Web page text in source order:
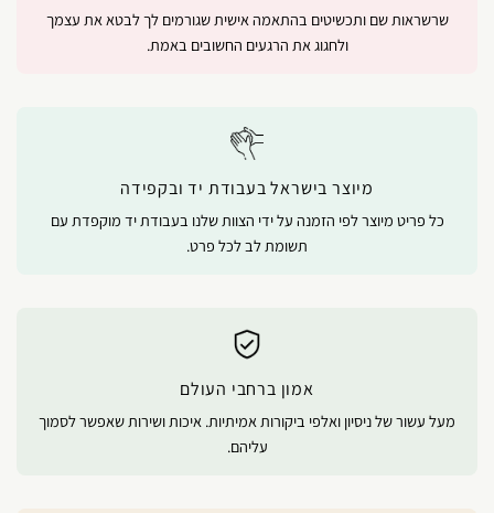
שרשראות שם ותכשיטים בהתאמה אישית שגורמים לך לבטא את עצמך
ולחגוג את הרגעים החשובים באמת.
מיוצר בישראל בעבודת יד ובקפידה
כל פריט מיוצר לפי הזמנה על ידי הצוות שלנו בעבודת יד מוקפדת עם
תשומת לב לכל פרט.
אמון ברחבי העולם
מעל עשור של ניסיון ואלפי ביקורות אמיתיות. איכות ושירות שאפשר לסמוך
עליהם.